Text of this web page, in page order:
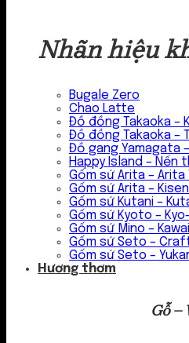
Nhãn hiệu
Bugale Zero
Chao Latte
Đồ đồng Takaoka –
Đồ đồng Takaoka –
Đồ gang Yamagata
Happy Island – Nến
Gốm sứ Arita – Arita
Gốm sứ Arita –
Gốm sứ Kutani –
Gốm sứ Kyoto –
Gốm sứ Mino –
Gốm sứ Seto –
Gốm sứ Seto –
Hương thơm
Gỗ –